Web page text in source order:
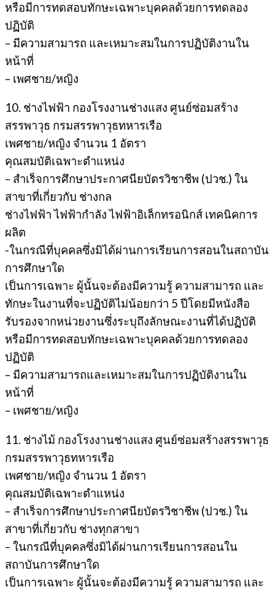
หรือมีการทดสอบทักษะเฉพาะบุคคลด้วยการทดลอง
ปฏิบัติ
– มีความสามารถ และเหมาะสมในการปฏิบัติงานใน
หน้าที่
– เพศชาย/หญิง
10. ช่างไฟฟ้า กองโรงงานช่างแสง ศูนย์ซ่อมสร้าง
สรรพาวุธ กรมสรรพาวุธทหารเรือ
เพศชาย/หญิง จำนวน 1 อัตรา
คุณสมบัติเฉพาะตำแหน่ง
– สำเร็จการศึกษาประกาศนียบัตรวิชาชีพ (ปวช.) ใน
สาขาที่เกี่ยวกับ ช่างกล
ช่างไฟฟ้า ไฟฟ้ากำลัง ไฟฟ้าอิเล็กทรอนิกส์ เทคนิคการ
ผลิต
-ในกรณีที่บุคคลซึ่งมิได้ผ่านการเรียนการสอนในสถาบัน
การศึกษาใด
เป็นการเฉพาะ ผู้นั้นจะต้องมีความรู้ ความสามารถ และ
ทักษะในงานที่จะปฏิบัติไม่น้อยกว่า 5 ปีโดยมีหนังสือ
รับรองจากหน่วยงานซึ่งระบุถึงลักษณะงานที่ได้ปฏิบัติ
หรือมีการทดสอบทักษะเฉพาะบุคคลด้วยการทดลอง
ปฏิบัติ
– มีความสามารถและเหมาะสมในการปฏิบัติงานใน
หน้าที่
– เพศชาย/หญิง
11. ช่างไม้ กองโรงงานช่างแสง ศูนย์ซ่อมสร้างสรรพาวุธ
กรมสรรพาวุธทหารเรือ
เพศชาย/หญิง จำนวน 1 อัตรา
คุณสมบัติเฉพาะตำแหน่ง
– สำเร็จการศึกษาประกาศนียบัตรวิชาชีพ (ปวช.) ใน
สาขาที่เกี่ยวกับ ช่างทุกสาขา
– ในกรณีที่บุคคลซึ่งมิได้ผ่านการเรียนการสอนใน
สถาบันการศึกษาใด
เป็นการเฉพาะ ผู้นั้นจะต้องมีความรู้ ความสามารถ และ